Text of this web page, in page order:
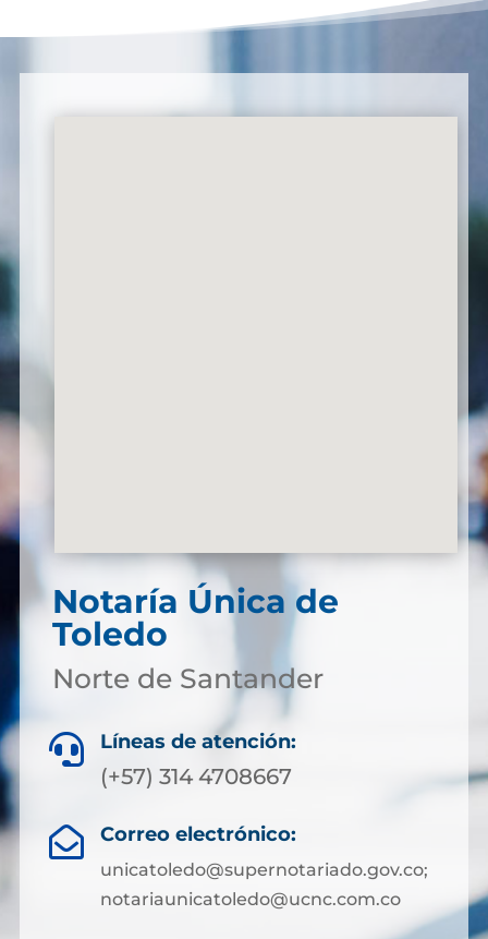
Notaría Única de
Toledo
Norte de Santander
 Líneas de atención:
(+57) 314 4708667
 Correo electrónico:
unicatoledo@supernotariado.gov.co;
notariaunicatoledo@ucnc.com.co